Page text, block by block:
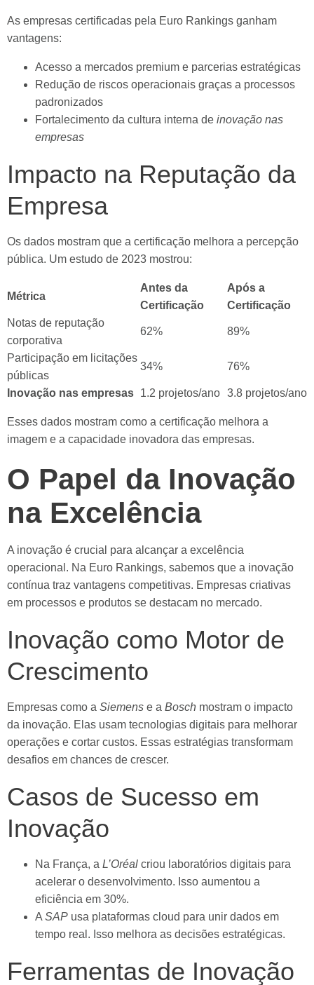
As empresas certificadas pela Euro Rankings ganham
vantagens:
Acesso a mercados premium e parcerias estratégicas
Redução de riscos operacionais graças a processos
padronizados
Fortalecimento da cultura interna de inovação nas
empresas
Impacto na Reputação da
Empresa
Os dados mostram que a certificação melhora a percepção
pública. Um estudo de 2023 mostrou:
Métrica
Antes da
Certificação
Após a
Certificação
Notas de reputação
corporativa
62% 89%
Participação em licitações
públicas
34% 76%
Inovação nas empresas 1.2 projetos/ano 3.8 projetos/ano
Esses dados mostram como a certificação melhora a
imagem e a capacidade inovadora das empresas.
O Papel da Inovação
na Excelência
A inovação é crucial para alcançar a excelência
operacional. Na Euro Rankings, sabemos que a inovação
contínua traz vantagens competitivas. Empresas criativas
em processos e produtos se destacam no mercado.
Inovação como Motor de
Crescimento
Empresas como a Siemens e a Bosch mostram o impacto
da inovação. Elas usam tecnologias digitais para melhorar
operações e cortar custos. Essas estratégias transformam
desafios em chances de crescer.
Casos de Sucesso em
Inovação
Na França, a L’Oréal criou laboratórios digitais para
acelerar o desenvolvimento. Isso aumentou a
eficiência em 30%.
A SAP usa plataformas cloud para unir dados em
tempo real. Isso melhora as decisões estratégicas.
Ferramentas de Inovação